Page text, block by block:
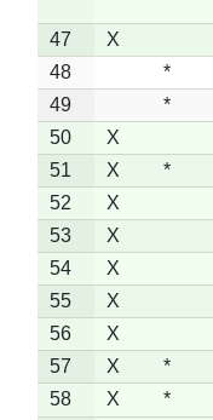
47 X
48
*
49
*
50
X
51
X *
52
X
53
X
54
X
55
X
56
X
57
X *
58
X *